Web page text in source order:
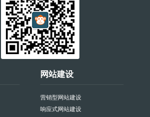
网站建设
营销型网站建设
响应式网站建设